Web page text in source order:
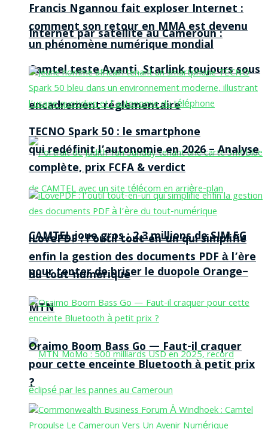
Internet par satellite au Cameroun :
Camtel teste Avanti, Starlink toujours sous
encadrement réglementaire
CAMTEL joue gros : 2,3 millions de SIM 5G
pour tenter de briser le duopole Orange–
MTN
Francis Ngannou fait exploser Internet :
comment son retour en MMA est devenu
un phénomène numérique mondial
TECNO Spark 50 : le smartphone
qui redéfinit l’autonomie en 2026 – Analyse
complète, prix FCFA & verdict
iLovePDF : l’outil tout-en-un qui simplifie
enfin la gestion des documents PDF à l’ère
du tout-numérique
Oraimo Boom Bass Go — Faut-il craquer
pour cette enceinte Bluetooth à petit prix
?